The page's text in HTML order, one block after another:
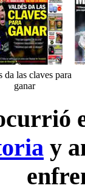
da las claves para
ganar
y